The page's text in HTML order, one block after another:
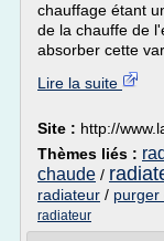
chauffage étant
de la chauffe de
absorber cette
Lire la suite
Site : http://
Thèmes liés :
chaude /
radiateur / purger
radiateur